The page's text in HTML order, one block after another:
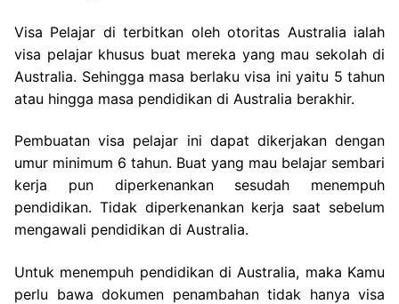
Visa Pelajar di terbitkan oleh otoritas Australia ialah
visa pelajar khusus buat mereka yang mau sekolah di
Australia. Sehingga masa berlaku visa ini yaitu 5 tahun
atau hingga masa pendidikan di Australia berakhir.
Pembuatan visa pelajar ini dapat dikerjakan dengan
umur minimum 6 tahun. Buat yang mau belajar sembari
kerja pun diperkenankan sesudah menempuh
pendidikan. Tidak diperkenankan kerja saat sebelum
mengawali pendidikan di Australia.
Untuk menempuh pendidikan di Australia, maka Kamu
perlu bawa dokumen penambahan tidak hanya visa